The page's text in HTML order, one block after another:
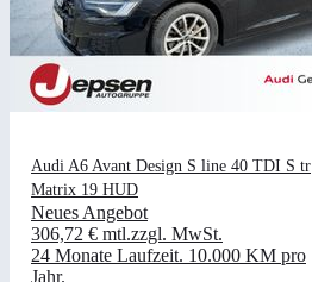
Audi A6 Avant Design S line 40 TDI S tr
Matrix 19 HUD
Neues Angebot
306,72 € mtl.zzgl. MwSt.
24 Monate Laufzeit. 10.000 KM pro
Jahr.